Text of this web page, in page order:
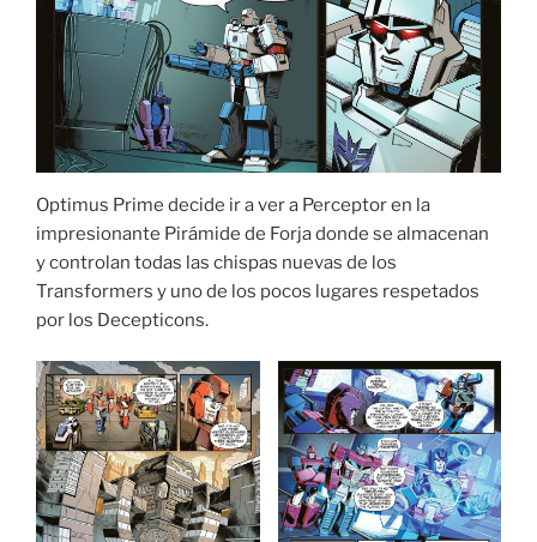
Optimus Prime decide ir a ver a Perceptor en la
impresionante Pirámide de Forja donde se almacenan
y controlan todas las chispas nuevas de los
Transformers y uno de los pocos lugares respetados
por los Decepticons.